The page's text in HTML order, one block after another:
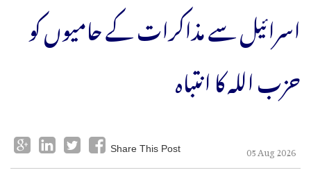
اسرائیل سے مذاکرات کے حامیوں کو
حزب اللہ کا انتباہ
Share This Post 05 Aug 2026